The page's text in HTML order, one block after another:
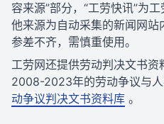
容来源”部分，“工劳快讯”为
他来源为自动采集的新闻网
参差不齐，需慎重使用。
工劳网还提供劳动判决文书资
2008-2023年的劳动争议与
动争议判决文书资料库 。